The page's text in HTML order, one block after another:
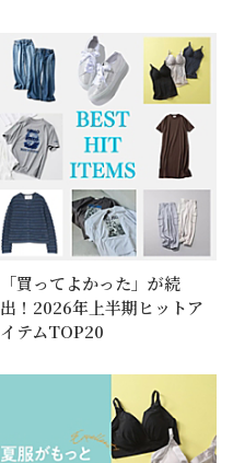
「買ってよかった」が続
出！2026年上半期ヒットア
イテムTOP20